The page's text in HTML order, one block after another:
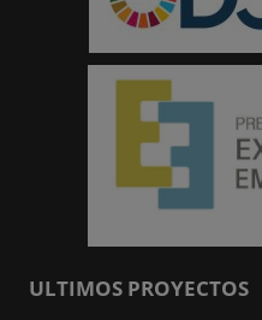
ULTIMOS PROYECTOS